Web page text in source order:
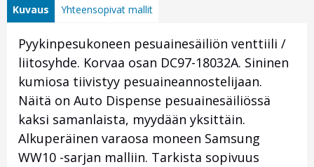
Kuvaus Yhteensopivat mallit
Pyykinpesukoneen pesuainesäiliön venttiili /
liitosyhde. Korvaa osan DC97-18032A. Sininen
kumiosa tiivistyy pesuaineannostelijaan.
Näitä on Auto Dispense pesuainesäiliössä
kaksi samanlaista, myydään yksittäin.
Alkuperäinen varaosa moneen Samsung
WW10 -sarjan malliin. Tarkista sopivuus